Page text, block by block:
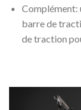
Complément:
barre de
de traction